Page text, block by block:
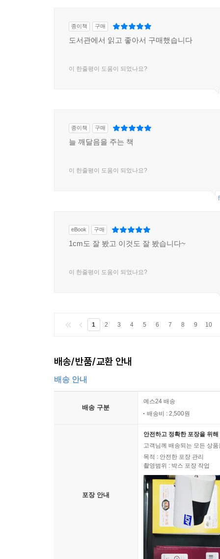
종이책 구매
도서관에서 읽고 좋아서 구매했습니다
이 한줄평이 도움이 되었나요?
종이책 구매
늘 깨달음을 주는 책
이 한줄평이 도움이 되었나요?
eBook 구매
1cm도 잘 봤고 이것도 잘 봤습니다~
이 한줄평이 도움이 되었나요?
1 2 3 4 5 6 7 8 9 10
배송/반품/교환 안내
배송 안내
배송 구분
예스24 배송
배송비 : 2,500원
포장 안내
안전하고 정확한 포장을 위
고객님께 배송되는 모든 상
목적 : 안전한 포장 관리
촬영범위 : 박스 포장 작업